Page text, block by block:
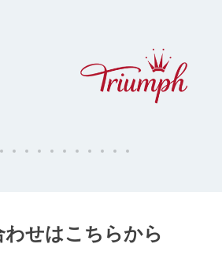
わせはこちらから